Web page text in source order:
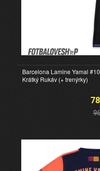
Barcelona Lamine Yamal
Krátký Rukáv (+ trenýrky)